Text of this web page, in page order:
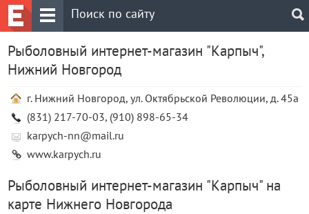
Рыболовный интернет-магазин "Карпыч",
Нижний Новгород
г. Нижний Новгород, ул. Октябрьской Революции, д. 45а
(831) 217-70-03, (910) 898-65-34
karpych-nn@mail.ru
www.karpych.ru
Рыболовный интернет-магазин "Карпыч" на
карте Нижнего Новгорода